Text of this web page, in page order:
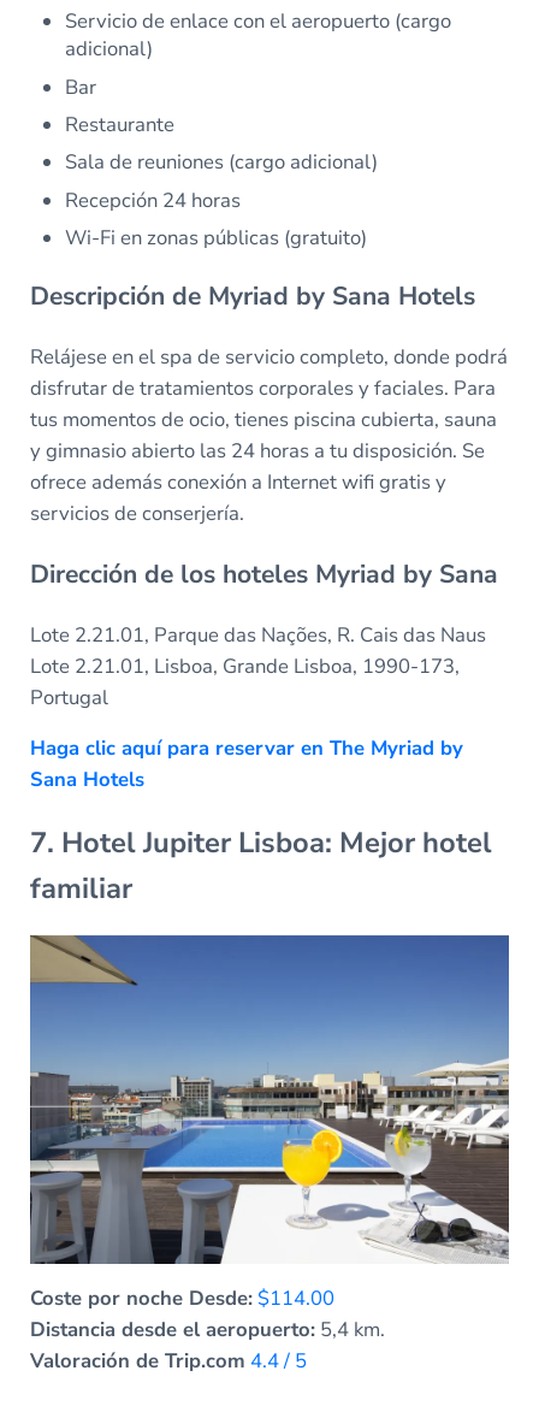
Servicio de enlace con el aeropuerto (cargo
adicional)
Bar
Restaurante
Sala de reuniones (cargo adicional)
Recepción 24 horas
Wi-Fi en zonas públicas (gratuito)
Descripción de Myriad by Sana Hotels
Relájese en el spa de servicio completo, donde podrá
disfrutar de tratamientos corporales y faciales. Para
tus momentos de ocio, tienes piscina cubierta, sauna
y gimnasio abierto las 24 horas a tu disposición. Se
ofrece además conexión a Internet wifi gratis y
servicios de conserjería.
Dirección de los hoteles Myriad by Sana
Lote 2.21.01, Parque das Nações, R. Cais das Naus
Lote 2.21.01, Lisboa, Grande Lisboa, 1990-173,
Portugal
Haga clic aquí para reservar en The Myriad by
Sana Hotels
7. Hotel Jupiter Lisboa: Mejor hotel
familiar
Coste por noche Desde: $114.00
Distancia desde el aeropuerto:5,4 km.
Valoración de Trip.com 4.4 / 5